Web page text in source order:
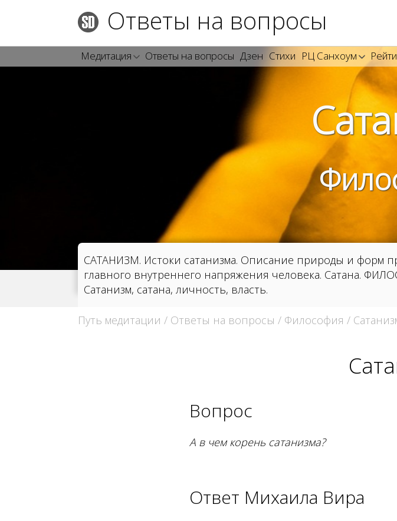
Ответы на вопросы
Медитация Ответы на вопросы Дзен Стихи РЦ Санхоум
САТАНИЗМ. Истоки сатанизма. Описание природы и форм
главного внутреннего напряжения человека. Сатана.
Сатанизм, сатана, личность, власть.
Путь медитации / Ответы на вопросы / Философия /
Вопрос
А в чем корень сатанизма?
Ответ Михаила Вира